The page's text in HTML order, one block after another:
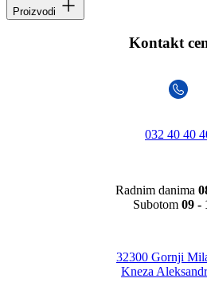
Proizvodi
Kontakt
032 40 40
Radnim danima
Subotom 09 -
32300 Gornji
Kneza